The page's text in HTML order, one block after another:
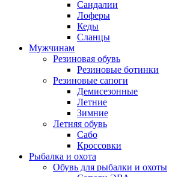
Сандалии
Лоферы
Кеды
Сланцы
Мужчинам
Резиновая обувь
Резиновые ботинки
Резиновые сапоги
Демисезонные
Летние
Зимние
Летняя обувь
Сабо
Кроссовки
Рыбалка и охота
Обувь для рыбалки и охоты